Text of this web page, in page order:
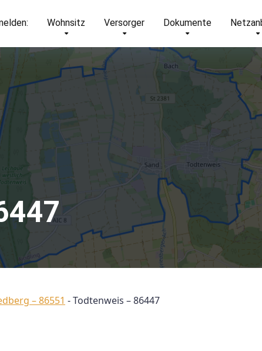
Wohnsitz Versorger Dokumente
– 86551 -Todtenweis – 86447